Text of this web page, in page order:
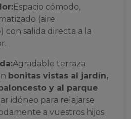
Espacio cómodo,
(aire
con salida directa a la
Agradable terraza
bonitas vistas al jardín,
y al parque
idóneo para relajarse
a vuestros hijos